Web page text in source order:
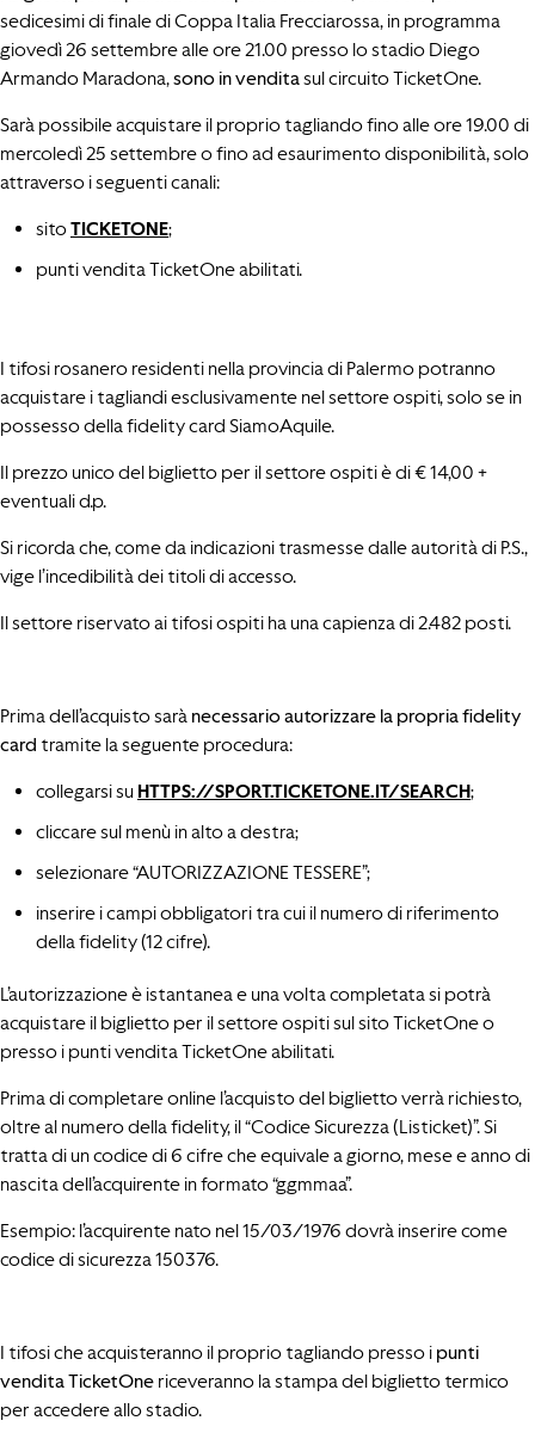
sedicesimi di finale di Coppa Italia Frecciarossa, in programma
giovedì 26 settembre alle ore 21.00 presso lo stadio Diego
Armando Maradona,sono in venditasul circuito TicketOne.
Sarà possibile acquistare il proprio tagliando fino alle ore 19.00 di
mercoledì 25 settembre o fino ad esaurimento disponibilità, solo
attraverso i seguenti canali:
sitoTICKETONE;
punti vendita TicketOne abilitati.
I tifosi rosanero residenti nella provincia di Palermo potranno
acquistare i tagliandi esclusivamente nel settore ospiti, solo se in
possesso della fidelity card SiamoAquile.
Il prezzo unico del biglietto per il settore ospiti è di € 14,00 +
eventuali d.p.
Si ricorda che, come da indicazioni trasmesse dalle autorità di P.S.,
vige l’incedibilità dei titoli di accesso.
Il settore riservato ai tifosi ospiti ha una capienza di 2.482 posti.
Prima dell’acquisto sarà necessario autorizzare la propria fidelity
card tramite la seguente procedura:
collegarsi su HTTPS://SPORT.TICKETONE.IT/SEARCH;
cliccare sul menù in alto a destra;
selezionare “AUTORIZZAZIONE TESSERE”;
inserire i campi obbligatori tra cui il numero di riferimento
della fidelity (12 cifre).
L’autorizzazione è istantanea e una volta completata si potrà
acquistare il biglietto per il settore ospiti sul sito TicketOne o
presso i punti vendita TicketOne abilitati.
Prima di completare online l’acquisto del biglietto verrà richiesto,
oltre al numero della fidelity, il “Codice Sicurezza (Listicket)”. Si
tratta di un codice di 6 cifre che equivale a giorno, mese e anno di
nascita dell’acquirente in formato “ggmmaa”.
Esempio: l’acquirente nato nel 15/03/1976 dovrà inserire come
codice di sicurezza 150376.
I tifosi che acquisteranno il proprio tagliando presso i punti
vendita TicketOne riceveranno la stampa del biglietto termico
per accedere allo stadio.